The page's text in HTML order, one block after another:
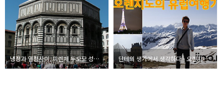
냉정과 열정사이, 피렌체 두오모 성당에서 - 오렌지노의 유럽여행기 #24 단테의 생가에서 생각하다 - 오렌지노의 유럽여행기 #23